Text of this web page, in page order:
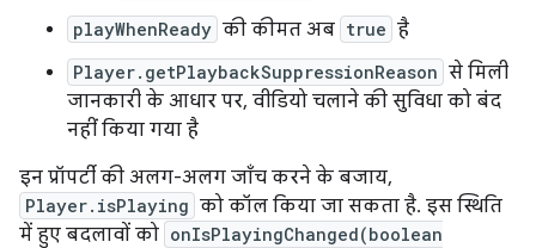
playWhenReady की कीमत अब true है
Player.getPlaybackSuppressionReason से मिली
जानकारी के आधार पर, वीडियो चलाने की सुविधा को बंद
नहीं किया गया है
इन प्रॉपर्टी की अलग-अलग जाँच करने के बजाय,
Player.isPlaying को कॉल किया जा सकता है. इस स्थिति
में हुए बदलावों को onIsPlayingChanged(boolean